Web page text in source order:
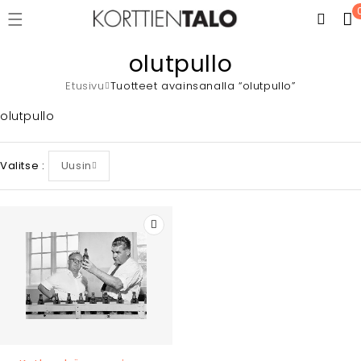
olutpullo
Etusivu Tuotteet avainsanalla “olutpullo”
olutpullo
Valitse Uusin